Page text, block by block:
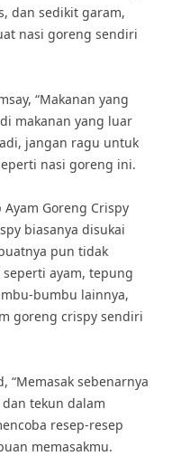
dan sedikit garam,
nasi goreng sendiri
“Makanan yang
makanan yang luar
jangan ragu untuk
nasi goreng ini.
Goreng Crispy
biasanya disukai
pun tidak
ayam, tepung
bumbu lainnya,
goreng crispy sendiri
“Memasak sebenarnya
tekun dalam
resep-resep
memasakmu.